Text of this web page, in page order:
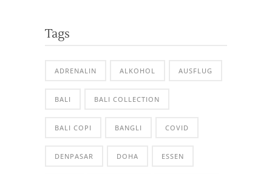
Tags
ADRENALIN ALKOHOL AUSFLUG
BALI BALI COLLECTION
BALI COPI BANGLI COVID
DENPASAR DOHA ESSEN